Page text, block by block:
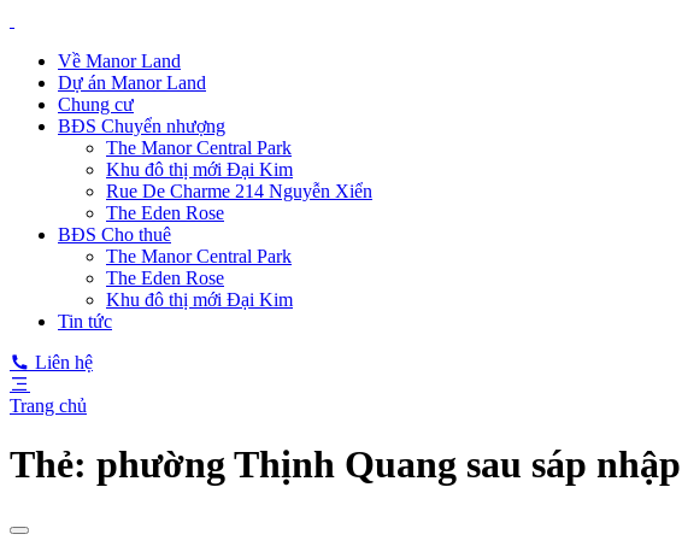
Về Manor Land
Dự án Manor Land
Chung cư
BĐS Chuyển nhượng
The Manor Central Park
Khu đô thị mới Đại Kim
Rue De Charme 214 Nguyễn Xiển
The Eden Rose
BĐS Cho thuê
The Manor Central Park
The Eden Rose
Khu đô thị mới Đại Kim
Tin tức
Liên hệ
Trang chủ
Thẻ: phường Thịnh Quang sau sáp nhập